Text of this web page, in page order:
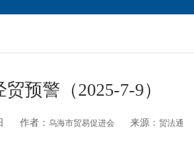
贸预警（2025-7-9）
作者： 乌海市贸易促进会 来源： 贸法通